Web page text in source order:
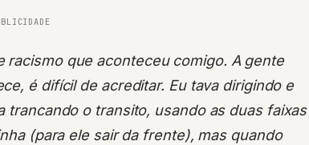
racismo que aconteceu comigo. A gente
é difícil de acreditar. Eu tava dirigindo e
o transito, usando as duas faixas
(para ele sair da frente), mas quando